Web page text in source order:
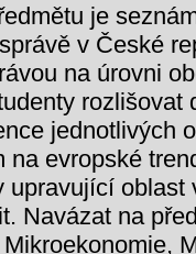
je
v České
na úrovni
rozlišovat
jednotlivých
na evropské
upravující oblast
Navázat na